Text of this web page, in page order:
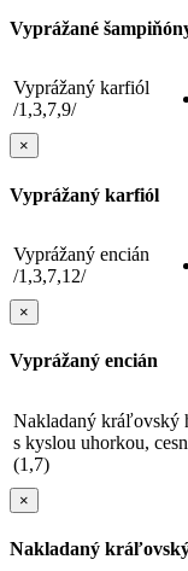
Vyprážané
Vyprážaný karfiól
/1,3,7,9/
×
Vyprážaný karfiól
Vyprážaný encián
/1,3,7,12/
×
Vyprážaný encián
Nakladaný kráľovský
s kyslou uhorkou,
(1,7)
×
Nakladaný